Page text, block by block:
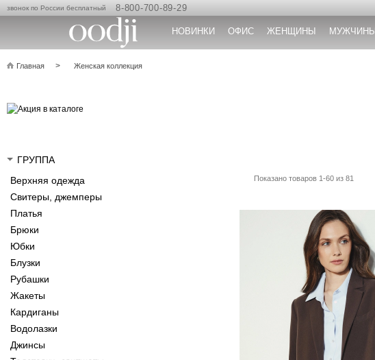
звонок по России бесплатный 8-800-700-89-29
НОВИНКИ ОФИС ЖЕНЩИНЫ МУЖЧИНЫ
Главная Женская коллекция
ГРУППА
Верхняя одежда
Свитеры, джемперы
Платья
Брюки
Юбки
Блузки
Рубашки
Жакеты
Кардиганы
Водолазки
Джинсы
Показано товаров 1-60 из 81